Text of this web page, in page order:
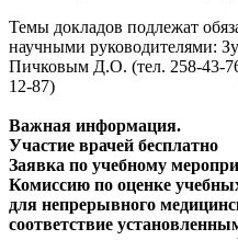
Темы докладов подлежат
научными руководителями:
Пичковым Д.О. (тел. 258-43-
12-87)
Важная информация.
Участие врачей бесплатно
Заявка по учебному
Комиссию по оценке
для непрерывного
соответствие